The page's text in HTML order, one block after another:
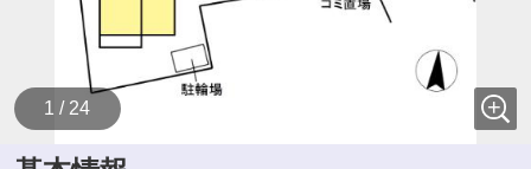
1 / 24